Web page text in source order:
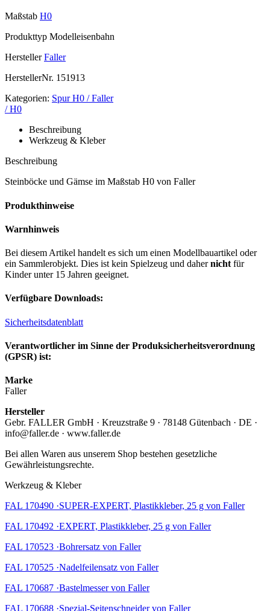
Maßstab H0
Produkttyp Modelleisenbahn
Hersteller Faller
HerstellerNr. 151913
Kategorien: Spur H0 / Faller
/ H0
Beschreibung
Werkzeug & Kleber
Beschreibung
Steinböcke und Gämse im Maßstab H0 von Faller
Produkthinweise
Warnhinweis
Bei diesem Artikel handelt es sich um einen Modellbauartikel oder
ein Sammlerobjekt. Dies ist kein Spielzeug und dahernicht für
Kinder unter 15 Jahren geeignet.
Verfügbare Downloads:
Sicherheitsdatenblatt
Verantwortlicher im Sinne der Produksicherheitsverordnung
(GPSR) ist:
Marke
Faller
Hersteller
Gebr. FALLER GmbH · Kreuzstraße 9 · 78148 Gütenbach · DE ·
info@faller.de · www.faller.de
Bei allen Waren aus unserem Shop bestehen gesetzliche
Gewährleistungsrechte.
Werkzeug & Kleber
FAL 170490 ·SUPER-EXPERT, Plastikkleber, 25 g von Faller
FAL 170492 ·EXPERT, Plastikkleber, 25 g von Faller
FAL 170523 ·Bohrersatz von Faller
FAL 170525 ·Nadelfeilensatz von Faller
FAL 170687 ·Bastelmesser von Faller
FAL 170688 ·Spezial-Seitenschneider von Faller